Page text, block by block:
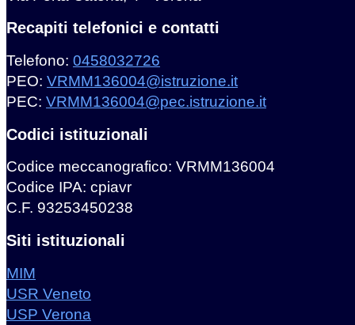
Recapiti telefonici e contatti
Telefono: 0458032726
PEO: VRMM136004@istruzione.it
PEC: VRMM136004@pec.istruzione.it
Codici istituzionali
Codice meccanografico: VRMM136004
Codice IPA: cpiavr
C.F. 93253450238
Siti istituzionali
MIM
USR Veneto
USP Verona